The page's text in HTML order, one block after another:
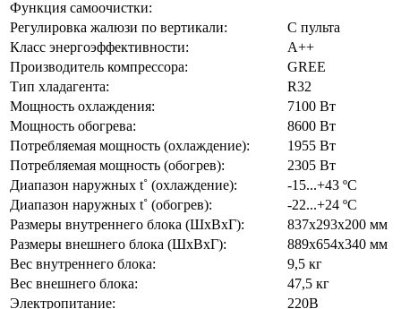
Функция самоочистки:
Регулировка жалюзи по вертикали:
С пульта
Класс энергоэффективности:
А++
Производитель компрессора:
GREE
Тип хладагента:
R32
Мощность охлаждения:
7100 Вт
Мощность обогрева:
8600 Вт
Потребляемая мощность (охлаждение):
1955 Вт
Потребляемая мощность (обогрев):
2305 Вт
Диапазон наружных t˚ (охлаждение):
-15...+43 ºC
Диапазон наружных t˚ (обогрев):
-22...+24 ºC
Размеры внутреннего блока (ШхВхГ):
837х293х200 мм
Размеры внешнего блока (ШхВхГ):
889х654х340 мм
Вес внутреннего блока:
9,5 кг
Вес внешнего блока:
47,5 кг
Электропитание:
220В